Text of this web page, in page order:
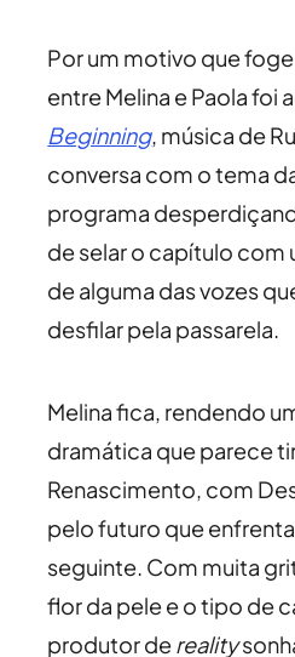
Por um motivo que
entre Melina e Paola foi
Beginning, música de
conversa com o tema
programa
de selar o capítulo com
de alguma das vozes
desfilar pela passarela.
Melina fica, rendendo
dramática que parece
Renascimento, com
pelo futuro que
seguinte. Com muita
flor da pele e o tipo de
produtor dereality